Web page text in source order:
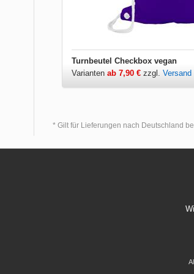
Turnbeutel Checkbox vegan
Varianten ab 7,90 € zzgl. Versand
* Gilt für Lieferungen nach Deutschland